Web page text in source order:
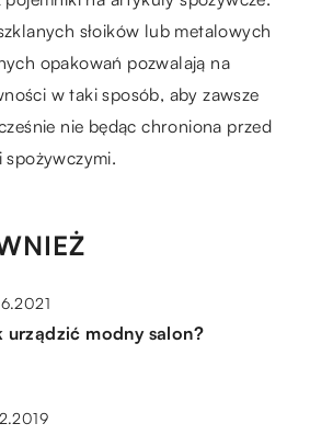
słoików lub metalowych
opakowań pozwalają na
w taki sposób, aby zawsze
nie będąc chroniona przed
urządzić modny salon?